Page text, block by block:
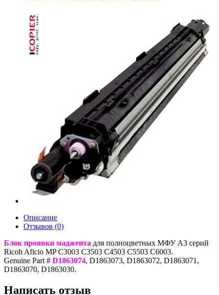
Описание
Отзывов (0)
Блок проявки маджента для полноцветных МФУ A3 серий
Ricoh Aficio MP C3003 C3503 C4503 C5503 C6003.
Genuine Part # D1863074, D1863073, D1863072, D1863071,
D1863070, D1863030.
Написать отзыв